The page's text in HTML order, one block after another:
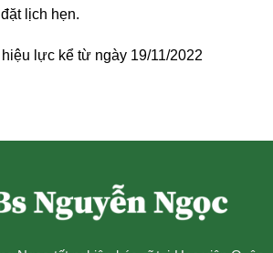
lịch hẹn.
lực kể từ ngày 19/11/2022